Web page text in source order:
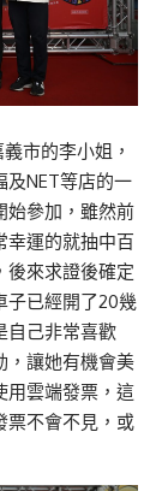
市的李小姐，
及NET等店的一
始參加，雖然前
幸運的就抽中百
後來求證後確定
子已經開了20幾
自己非常喜歡
，讓她有機會美
用雲端發票，這
票不會不見，或